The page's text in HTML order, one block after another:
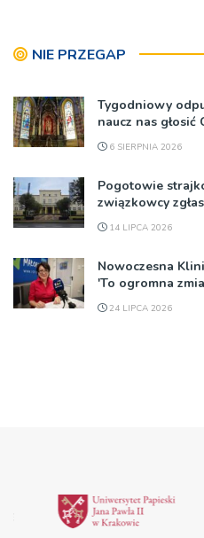
NIE PRZEGAP
Tygodniowy
naucz nas głosić
6 SIERPNIA 2026
Pogotowie
związkowcy
14 LIPCA 2026
Nowoczesna
'To ogromna
24 LIPCA 2026